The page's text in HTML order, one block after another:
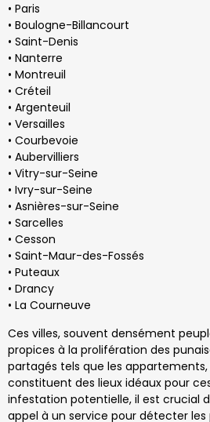
• Paris
• Boulogne-Billancourt
• Saint-Denis
• Nanterre
• Montreuil
• Créteil
• Argenteuil
• Versailles
• Courbevoie
• Aubervilliers
• Vitry-sur-Seine
• Ivry-sur-Seine
• Asnières-sur-Seine
• Sarcelles
• Cesson
• Saint-Maur-des-Fossés
• Puteaux
• Drancy
• La Courneuve
Ces villes, souvent densément
propices à la prolifération des
partagés tels que les
constituent des lieux idéaux pour
infestation potentielle, il est crucial
appel à un service pour détecter les